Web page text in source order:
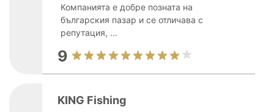
Компанията е добре позната на
българския пазар и се отличава с
репутация, ...
9
KING Fishing